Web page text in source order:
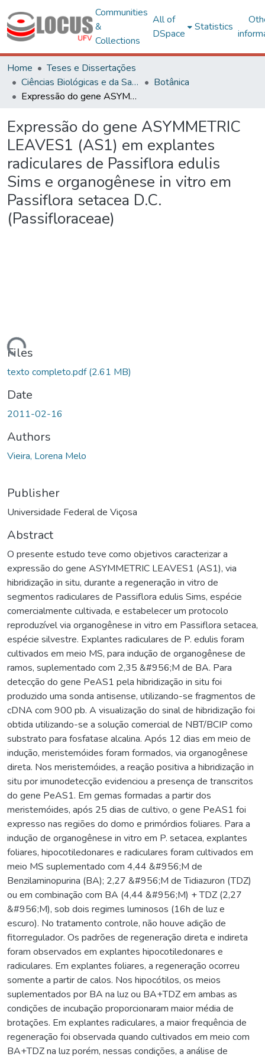
Communities
&
Collections
All of
DSpace
Statistics
Home
Teses e Dissertações
Ciências Biológicas e da Saúde
Botânica
Expressão do gene ASYMMETRIC LEAVES1 (AS1) em explantes radiculares de Passiflora edulis Sims e organogênese in vitro em Passiflora setacea D.C. (Passifloraceae)
Expressão do gene ASYMMETRIC
LEAVES1 (AS1) em explantes
radiculares de Passiflora edulis
Sims e organogênese in vitro em
Passiflora setacea D.C.
(Passifloraceae)
Files
texto completo.pdf(2.61 MB)
Date
2011-02-16
Authors
Vieira, Lorena Melo
Publisher
Universidade Federal de Viçosa
Abstract
O presente estudo teve como objetivos caracterizar a
expressão do gene ASYMMETRIC LEAVES1 (AS1), via
hibridização in situ, durante a regeneração in vitro de
segmentos radiculares de Passiflora edulis Sims, espécie
comercialmente cultivada, e estabelecer um protocolo
reproduzível via organogênese in vitro em Passiflora setacea,
espécie silvestre. Explantes radiculares de P. edulis foram
cultivados em meio MS, para indução de organogênese de
ramos, suplementado com 2,35 &#956;M de BA. Para
detecção do gene PeAS1 pela hibridização in situ foi
produzido uma sonda antisense, utilizando-se fragmentos de
cDNA com 900 pb. A visualização do sinal de hibridização foi
obtida utilizando-se a solução comercial de NBT/BCIP como
substrato para fosfatase alcalina. Após 12 dias em meio de
indução, meristemóides foram formados, via organogênese
direta. Nos meristemóides, a reação positiva a hibridização in
situ por imunodetecção evidenciou a presença de transcritos
do gene PeAS1. Em gemas formadas a partir dos
meristemóides, após 25 dias de cultivo, o gene PeAS1 foi
expresso nas regiões do domo e primórdios foliares. Para a
indução de organogênese in vitro em P. setacea, explantes
foliares, hipocotiledonares e radiculares foram cultivados em
meio MS suplementado com 4,44 &#956;M de
Benzilaminopurina (BA); 2,27 &#956;M de Tidiazuron (TDZ)
ou em combinação com BA (4,44 &#956;M) + TDZ (2,27
&#956;M), sob dois regimes luminosos (16h de luz e
escuro). No tratamento controle, não houve adição de
fitorregulador. Os padrões de regeneração direta e indireta
foram observados em explantes hipocotiledonares e
radiculares. Em explantes foliares, a regeneração ocorreu
somente a partir de calos. Nos hipocótilos, os meios
suplementados por BA na luz ou BA+TDZ em ambas as
condições de incubação proporcionaram maior média de
brotações. Em explantes radiculares, a maior frequência de
regeneração foi observada quando cultivados em meio com
BA+TDZ na luz porém, nessas condições, a análise de